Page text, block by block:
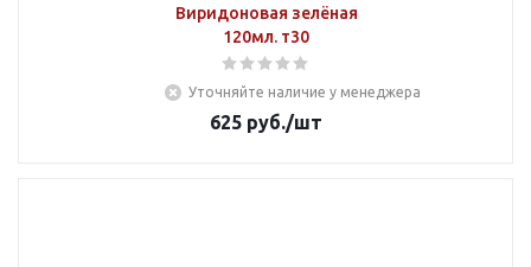
Виридоновая зелёная
120мл. т30
Уточняйте наличие у менеджера
625 руб./шт